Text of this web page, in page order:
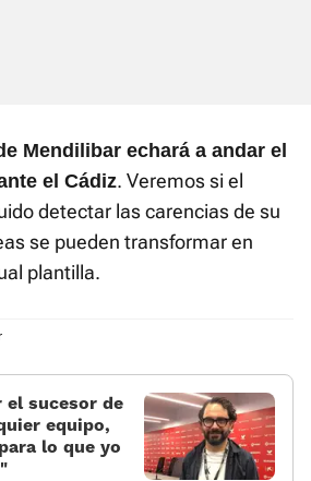
Mendilibar echará a andar el
el Cádiz. Veremos si el
detectar las carencias de su
se pueden transformar en
plantilla.
el sucesor de
equipo,
lo que yo